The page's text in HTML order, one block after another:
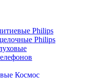
Philips
Philips
Космос